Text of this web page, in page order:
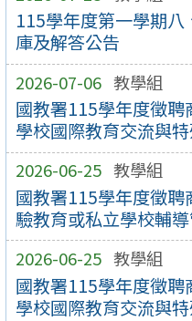
115學年度第一學期
庫及解答公告
2026-07-06 教學組
國教署115學年度徵
學校國際教育交流與
2026-06-25 教學組
國教署115學年度徵
驗教育或私立學校輔
2026-06-25 教學組
國教署115學年度徵
學校國際教育交流與